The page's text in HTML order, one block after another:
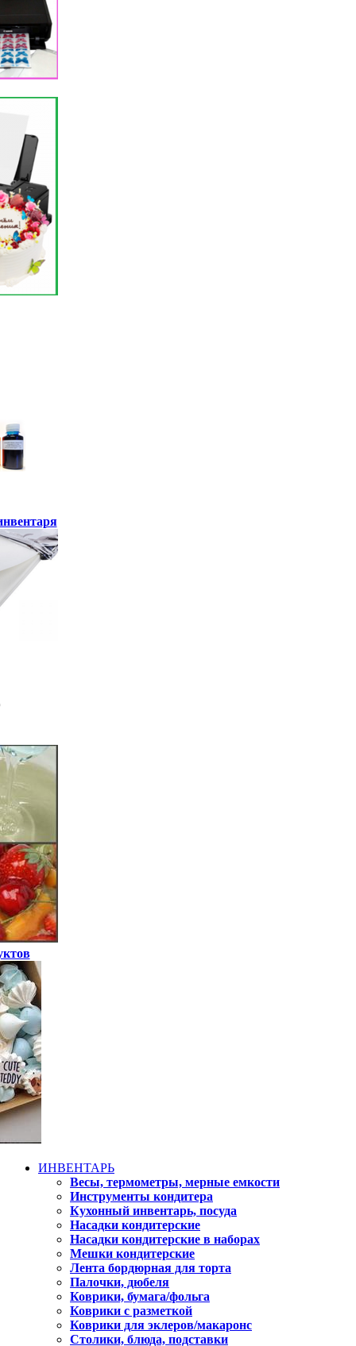
ИНВЕНТАРЬ
Весы, термометры, мерные емкости
Инструменты кондитера
Кухонный инвентарь, посуда
Насадки кондитерские
Насадки кондитерские в наборах
Мешки кондитерские
Лента бордюрная для торта
Палочки, дюбеля
Коврики, бумага/фольга
Коврики с разметкой
Коврики для эклеров/макаронс
Столики, блюда, подставки